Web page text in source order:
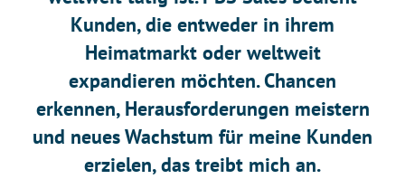
Kunden, die entweder in ihrem
Heimatmarkt oder weltweit
expandieren möchten. Chancen
erkennen, Herausforderungen meistern
und neues Wachstum für meine Kunden
erzielen, das treibt mich an.